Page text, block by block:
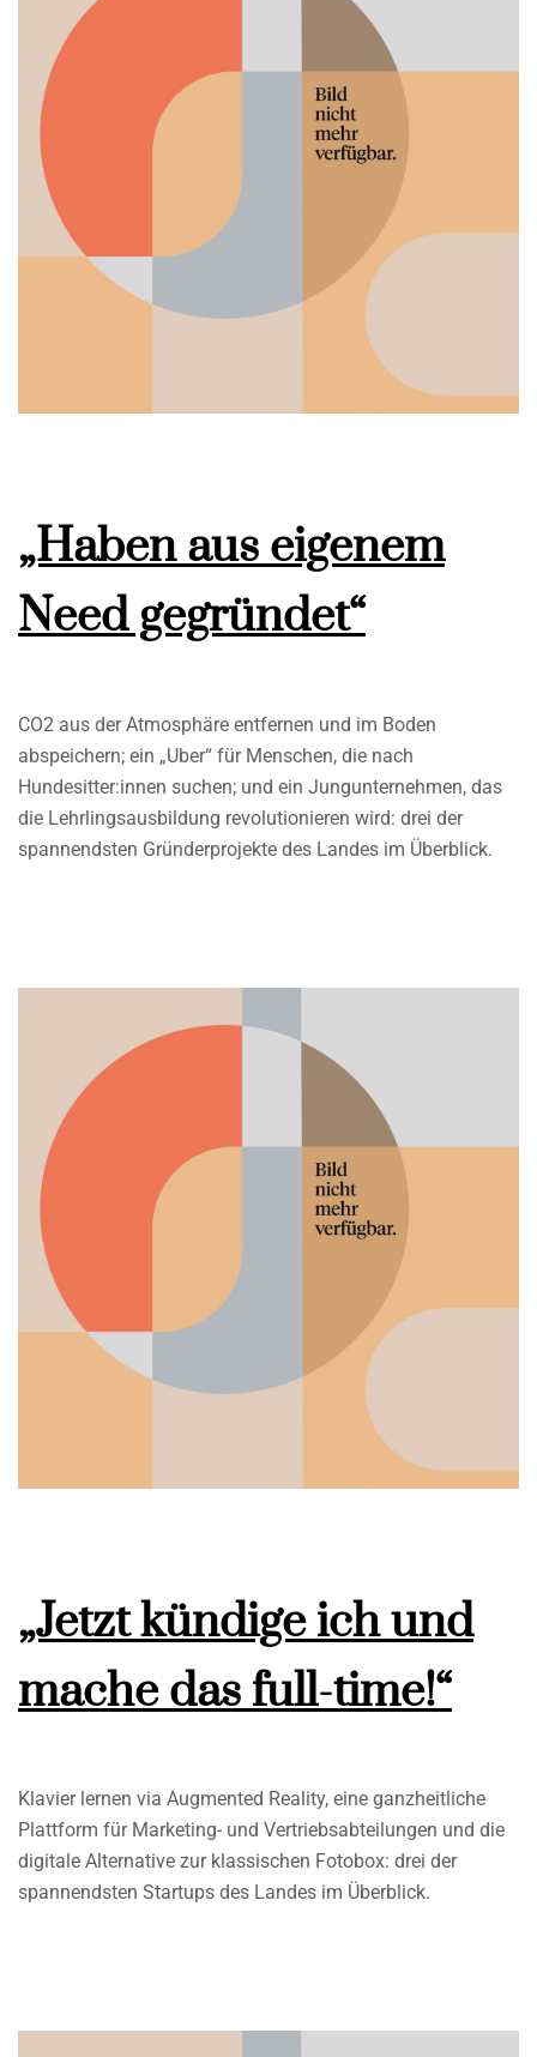
„Haben aus eigenem
Need gegründet“
CO2 aus der Atmosphäre entfernen und im Boden
abspeichern; ein „Uber“ für Menschen, die nach
Hundesitter:innen suchen; und ein Jungunternehmen, das
die Lehrlingsausbildung revolutionieren wird: drei der
spannendsten Gründerprojekte des Landes im Überblick.
„Jetzt kündige ich und
mache das full-time!“
Klavier lernen via Augmented Reality, eine ganzheitliche
Plattform für Marketing- und Vertriebsabteilungen und die
digitale Alternative zur klassischen Fotobox: drei der
spannendsten Startups des Landes im Überblick.